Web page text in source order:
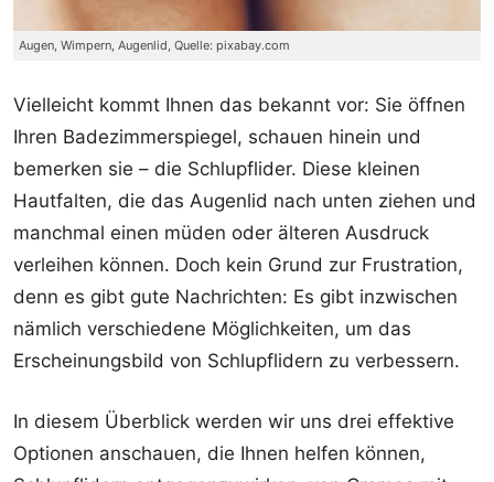
Augen, Wimpern, Augenlid, Quelle: pixabay.com
Vielleicht kommt Ihnen das bekannt vor: Sie öffnen
Ihren Badezimmerspiegel, schauen hinein und
bemerken sie – die Schlupflider. Diese kleinen
Hautfalten, die das Augenlid nach unten ziehen und
manchmal einen müden oder älteren Ausdruck
verleihen können. Doch kein Grund zur Frustration,
denn es gibt gute Nachrichten: Es gibt inzwischen
nämlich verschiedene Möglichkeiten, um das
Erscheinungsbild von Schlupflidern zu verbessern.
In diesem Überblick werden wir uns drei effektive
Optionen anschauen, die Ihnen helfen können,